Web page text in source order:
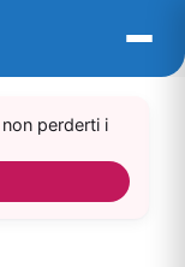
perderti i